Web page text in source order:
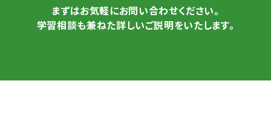
まずはお気軽にお問い合わせください。
学習相談も兼ねた詳しいご説明をいたします。